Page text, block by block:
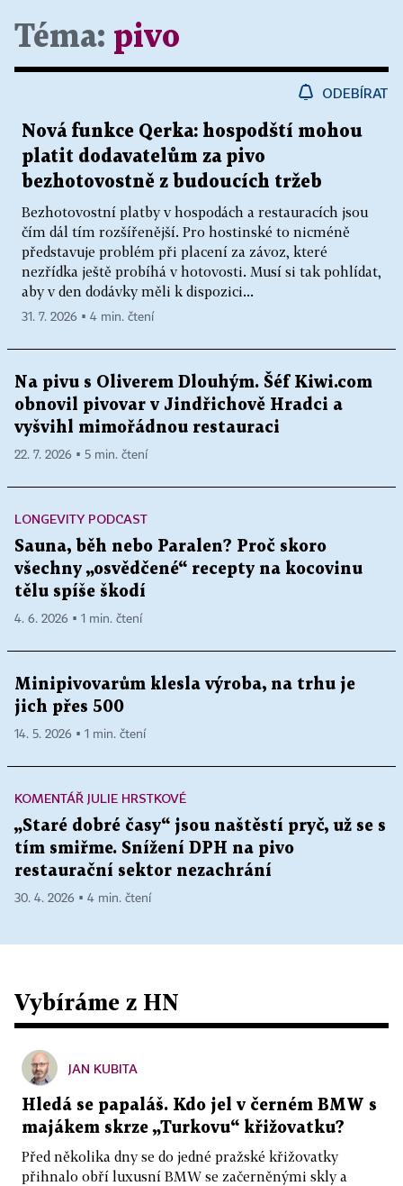
Téma: pivo
ODEBÍRAT
Nová funkce Qerka: hospodští mohou
platit dodavatelům za pivo
bezhotovostně z budoucích tržeb
Bezhotovostní platby v hospodách a restauracích jsou
čím dál tím rozšířenější. Pro hostinské to nicméně
představuje problém při placení za závoz, které
nezřídka ještě probíhá v hotovosti. Musí si tak pohlídat,
aby v den dodávky měli k dispozici...
31. 7. 2026 ▪ 4 min. čtení
Na pivu s Oliverem Dlouhým. Šéf Kiwi.com
obnovil pivovar v Jindřichově Hradci a
vyšvihl mimořádnou restauraci
22. 7. 2026 ▪ 5 min. čtení
LONGEVITY PODCAST
Sauna, běh nebo Paralen? Proč skoro
všechny „osvědčené“ recepty na kocovinu
tělu spíše škodí
4. 6. 2026 ▪ 1 min. čtení
Minipivovarům klesla výroba, na trhu je
jich přes 500
14. 5. 2026 ▪ 1 min. čtení
KOMENTÁŘ JULIE HRSTKOVÉ
„Staré dobré časy“ jsou naštěstí pryč, už se s
tím smiřme. Snížení DPH na pivo
restaurační sektor nezachrání
30. 4. 2026 ▪ 4 min. čtení
Vybíráme z HN
JAN KUBITA
Hledá se papaláš. Kdo jel v černém BMW s
majákem skrze „Turkovu“ křižovatku?
Před několika dny se do jedné pražské křižovatky
přihnalo obří luxusní BMW se začerněnými skly a